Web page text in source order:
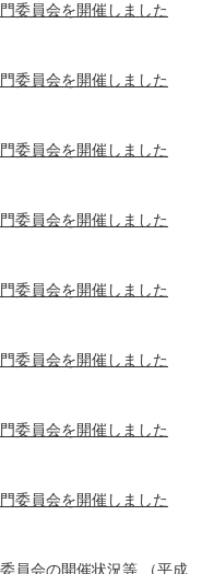
委員会を開催しました
委員会を開催しました
委員会を開催しました
委員会を開催しました
委員会を開催しました
委員会を開催しました
委員会を開催しました
委員会を開催しました
員会の開催状況等 （平成